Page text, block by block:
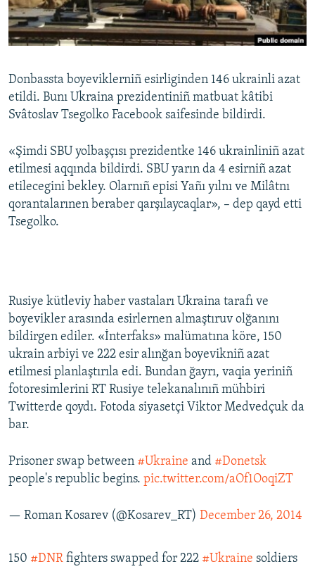
Русский
Українською
QOŞULIÑIZ!
RFE/RS bütün saytları
Donbassta boyeviklerniñ esirliginden 146 ukrainli azat
etildi. Bunı Ukraina prezidentiniñ matbuat kâtibi
Svâtoslav Tsegolko Facebook saifesinde bildirdi.
«Şimdi SBU yolbaşçısı prezidentke 146 ukrainliniñ azat
etilmesi aqqında bildirdi. SBU yarın da 4 esirniñ azat
etilecegini bekley. Olarnıñ episi Yañı yılnı ve Milâtnı
qorantalarınen beraber qarşılaycaqlar», – dep qayd etti
Tsegolko.
Rusiye kütleviy haber vastaları Ukraina tarafı ve
boyevikler arasında esirlernen almaştıruv olğanını
bildirgen ediler. «İnterfaks» malümatına köre, 150
ukrain arbiyi ve 222 esir alınğan boyevikniñ azat
etilmesi planlaştırıla edi. Bundan ğayrı, vaqia yeriniñ
fotoresimlerini RT Rusiye telekanalınıñ mühbiri
Twitterde qoydı. Fotoda siyasetçi Viktor Medvedçuk da
bar.
Prisoner swap between #Ukraine and #Donetsk
people's republic begins. pic.twitter.com/aOf1OoqiZT
— Roman Kosarev (@Kosarev_RT) December 26, 2014
150 #DNR fighters swapped for 222 #Ukraine soldiers